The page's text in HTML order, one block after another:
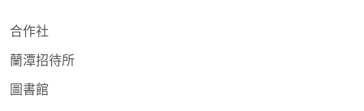
合作社
蘭潭招待所
圖書館